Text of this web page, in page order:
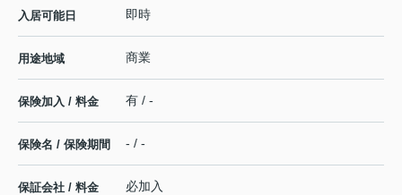
入居可能日 即時
用途地域 商業
保険加入 / 料金 有 / -
保険名 / 保険期間 - / -
保証会社 / 料金
必加入